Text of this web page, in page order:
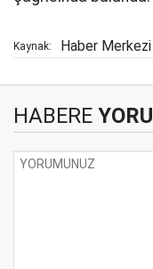
Kaynak: Haber Merkezi
HABERE